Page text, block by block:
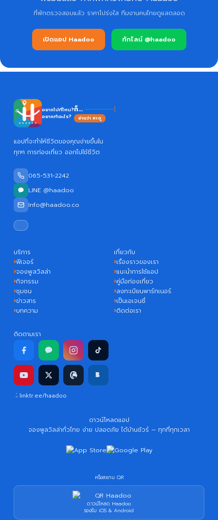
ที่พักตรวจสอบแล้ว ราคาโปร่งใส ทีมงานคนไทยดูแลตลอด
เปิดแอป Haadoo ทักไลน์ @haadoo
อยากไปที่ไหน?
อยากทำอะไร?
ก็... H
อ่านว่า หาดู
แอปที่จะทำให้ชีวิตของคุณง่ายขึ้นใน
ทุกๆ การท่องเที่ยว ออกไปใช้ชีวิต
065-531-2242
LINE @haadoo
Info@haadoo.co
บริการ
ฟีเจอร์
จองพูลวิลล่า
กิจกรรม
ชุมชน
ข่าวสาร
บทความ
เกี่ยวกับ
เรื่องราวของเรา
แนะนำการใช้แอป
คู่มือท่องเที่ยว
ลงทะเบียนพาร์ทเนอร์
เป็นเอเจนซี่
ติดต่อเรา
ติดตามเรา
linktr.ee/haadoo
ดาวน์โหลดแอป
จองพูลวิลล่าทั่วไทย ง่าย ปลอดภัย ได้บ้านชัวร์ — ทุกที่ทุกเวลา
หรือสแกน QR
ดาวน์โหลด Haadoo
รองรับ iOS & Android